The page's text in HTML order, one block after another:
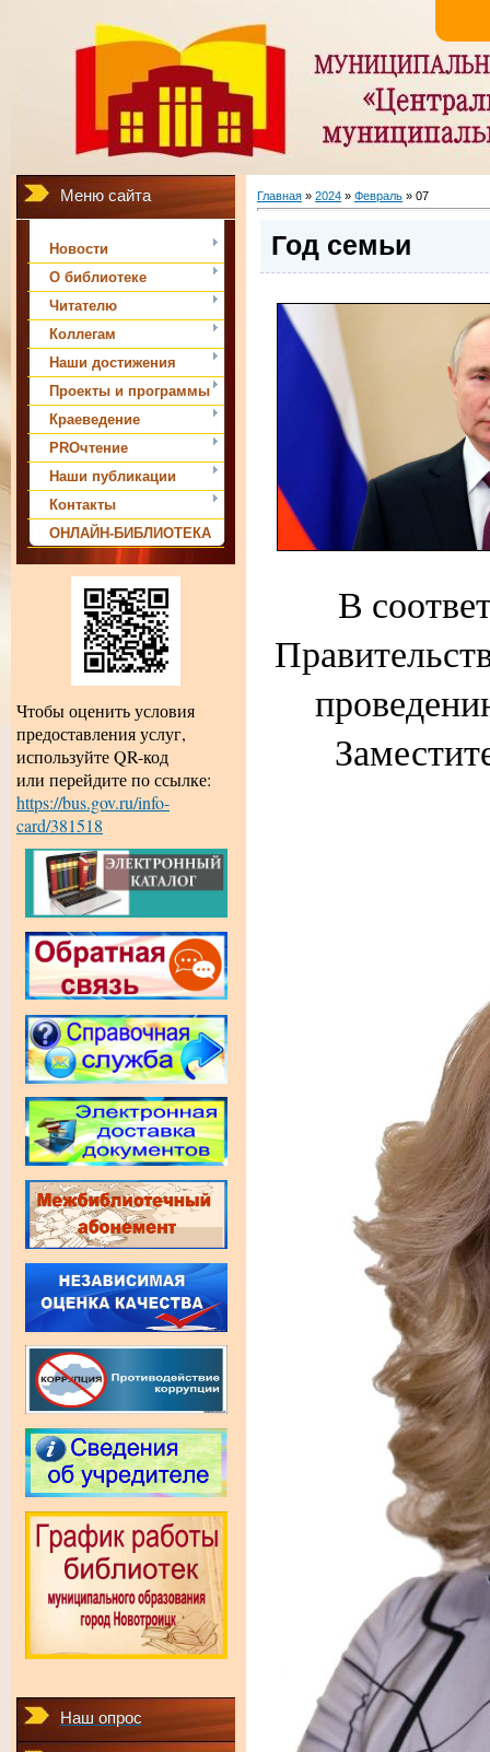
Меню сайта
Новости
О библиотеке
Читателю
Коллегам
Наши достижения
Проекты и программы
Краеведение
PROчтение
Наши публикации
Контакты
ОНЛАЙН-БИБЛИОТЕКА
Чтобы оценить условия
предоставления услуг,
используйте QR-код
или перейдите по ссылке:
https://bus.gov.ru/info-
card/381518
Наш опрос
Главная » 2024 » Февраль » 07
Год семьи
В